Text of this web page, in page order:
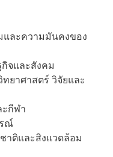
ละความมันคงของ
กิจและสังคม
ยาศาสตร์ วิจัยและ
ะกีฬา
ณ์
าติและสิงแวดล้อม